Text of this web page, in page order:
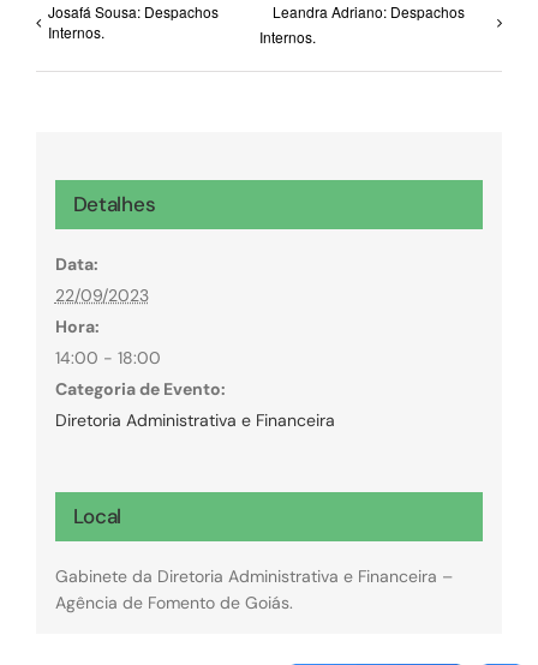
Josafá Sousa: Despachos
Internos.
Leandra Adriano: Despachos
Internos.
Detalhes
Data:
22/09/2023
Hora:
14:00 - 18:00
Categoria de Evento:
Diretoria Administrativa e Financeira
Local
Gabinete da Diretoria Administrativa e Financeira –
Agência de Fomento de Goiás.